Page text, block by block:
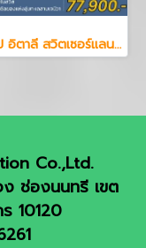
ทัวร์ยุโรป อิตาลี สวิตเซอร์แลนด์ 7 วัน 4 คืน
Co.,Ltd.
ช่องนนทรี เขต
10120